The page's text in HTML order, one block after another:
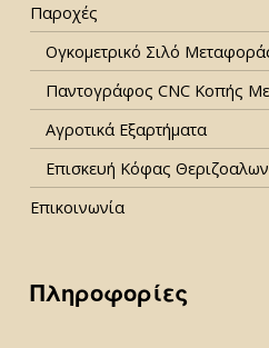
Παροχές
Ογκομετρικό Σιλό
Παντογράφος CNC Κοπής
Αγροτικά Εξαρτήματα
Επισκευή Κόφας
Επικοινωνία
Πληροφορίες